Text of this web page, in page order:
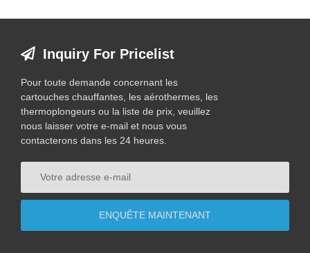
Inquiry For Pricelist
Pour toute demande concernant les
cartouches chauffantes, les aérothermes, les
thermoplongeurs ou la liste de prix, veuillez
nous laisser votre e-mail et nous vous
contacterons dans les 24 heures.